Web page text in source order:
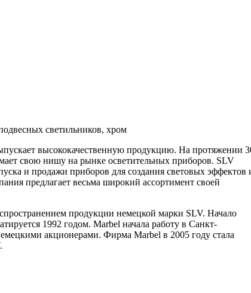
светильников, хром
высококачественную продукцию. На протяжении
свою нишу на рынке осветительных приборов. SLV
и продажи приборов для создания световых эффектов
предлагает весьма широкий ассортимент своей
продукции немецкой марки SLV. Начало
1992 годом. Marbel начала работу в Санкт-
акционерами. Фирма Marbel в 2005 году стала